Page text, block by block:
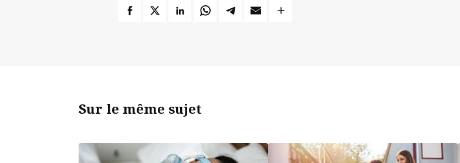
Sur le même sujet